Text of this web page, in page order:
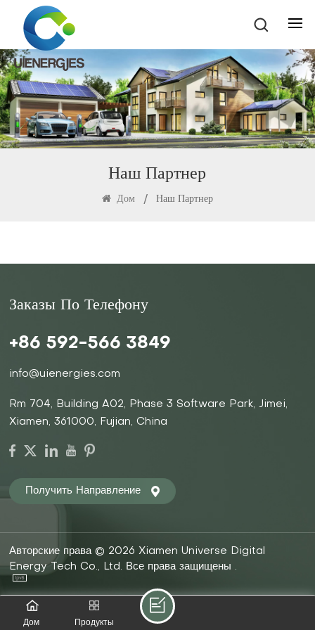
Наш Партнер
Дом / Наш Партнер
Заказы По Телефону
+86 592-566 3849
info@uienergies.com
Rm 704, Building A02, Phase 3 Software Park, Jimei,
Xiamen, 361000, Fujian, China
Получить Направление
Авторские права © 2026 Xiamen Universe Digital
Energy Tech Co., Ltd. Все права защищены .
Дом Продукты